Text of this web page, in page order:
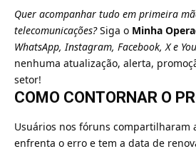
Quer acompanhar tudo em primeira
telecomunicações?Siga o Minha
WhatsApp,Instagram, Facebook,Xe
nenhuma atualização, alerta,
setor!
COMO CONTORNAR O
Usuários nos fóruns compartilharam
enfrenta o erro e tem a data de